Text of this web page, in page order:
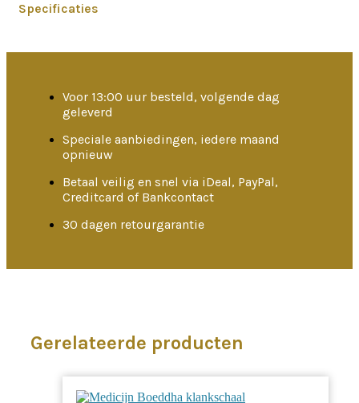
Specificaties
Voor 13:00 uur besteld, volgende dag
geleverd
Speciale aanbiedingen, iedere maand
opnieuw
Betaal veilig en snel via iDeal, PayPal,
Creditcard of Bankcontact
30 dagen retourgarantie
Gerelateerde producten